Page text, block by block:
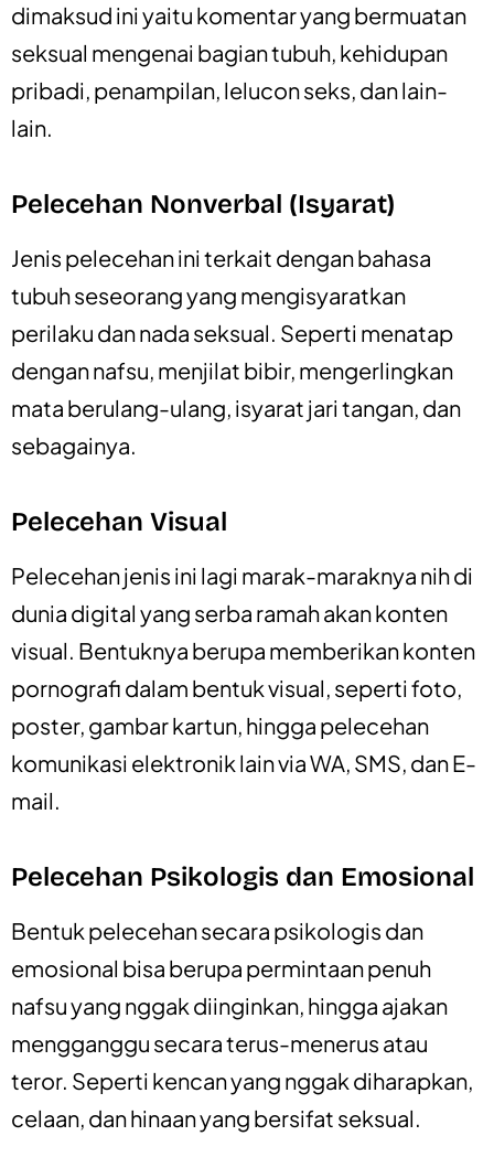
dimaksud ini yaitu komentar yang bermuatan
seksual mengenai bagian tubuh, kehidupan
pribadi, penampilan, lelucon seks, dan lain-
lain.
Pelecehan Nonverbal (Isyarat)
Jenis pelecehan ini terkait dengan bahasa
tubuh seseorang yang mengisyaratkan
perilaku dan nada seksual. Seperti menatap
dengan nafsu, menjilat bibir, mengerlingkan
mata berulang-ulang, isyarat jari tangan, dan
sebagainya.
Pelecehan Visual
Pelecehan jenis ini lagi marak-maraknya nih di
dunia digital yang serba ramah akan konten
visual. Bentuknya berupa memberikan konten
pornografi dalam bentuk visual, seperti foto,
poster, gambar kartun, hingga pelecehan
komunikasi elektronik lain via WA, SMS, dan E-
mail.
Pelecehan Psikologis dan Emosional
Bentuk pelecehan secara psikologis dan
emosional bisa berupa permintaan penuh
nafsu yang nggak diinginkan, hingga ajakan
mengganggu secara terus-menerus atau
teror. Seperti kencan yang nggak diharapkan,
celaan, dan hinaan yang bersifat seksual.